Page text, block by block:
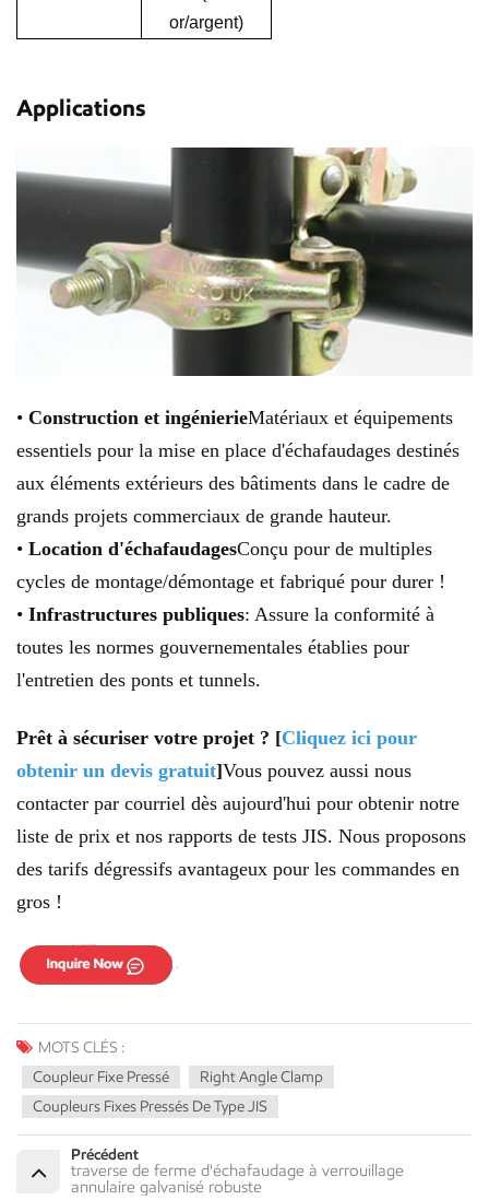
or/argent)
Applications
• Construction et ingénierieMatériaux et équipements
essentiels pour la mise en place d'échafaudages destinés
aux éléments extérieurs des bâtiments dans le cadre de
grands projets commerciaux de grande hauteur.
• Location d'échafaudagesConçu pour de multiples
cycles de montage/démontage et fabriqué pour durer !
• Infrastructures publiques: Assure la conformité à
toutes les normes gouvernementales établies pour
l'entretien des ponts et tunnels.
Prêt à sécuriser votre projet ? [Cliquez ici pour
obtenir un devis gratuit]Vous pouvez aussi nous
contacter par courriel dès aujourd'hui pour obtenir notre
liste de prix et nos rapports de tests JIS. Nous proposons
des tarifs dégressifs avantageux pour les commandes en
gros !
MOTS CLÉS :
Coupleur Fixe Pressé
Right Angle Clamp
Coupleurs Fixes Pressés De Type JIS
Précédent
traverse de ferme d'échafaudage à verrouillage
annulaire galvanisé robuste